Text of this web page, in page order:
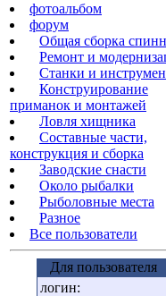
фотоальбом
форум
Общая сборка
Ремонт и
Станки и
Конструирование
приманок и монтажей
Ловля хищника
Cоставные части,
конструкция и сборка
Заводские снасти
Около рыбалки
Рыболовные места
Разное
Все пользователи
Для пользователя
логин: